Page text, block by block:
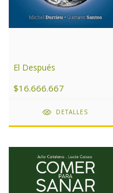
El Después
$16.666.667
DETALLES